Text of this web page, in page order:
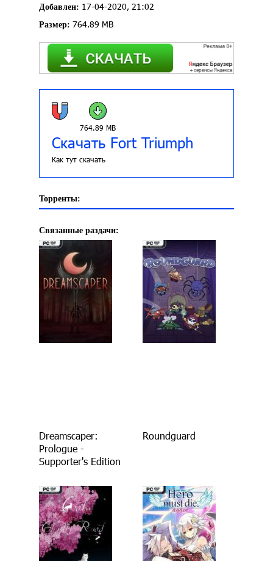
Добавлен: 17-04-2020, 21:02
Размер: 764.89 MB
764.89 MB
Скачать Fort Triumph
Как тут скачать
Торренты:
Связанные раздачи:
Dreamscaper:
Prologue -
Supporter's Edition
Roundguard